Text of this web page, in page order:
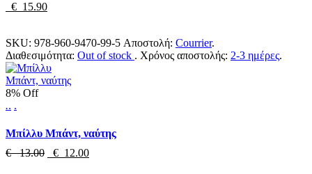
€ 15.90
SKU: 978-960-9470-99-5 Αποστολή: Courrier.
Διαθεσιμότητα: Out of stock . Χρόνος αποστολής: 2-3 ημέρες.
8% Off
.. .
Μπίλλυ Μπάντ, ναύτης
€ 13.00
€ 12.00